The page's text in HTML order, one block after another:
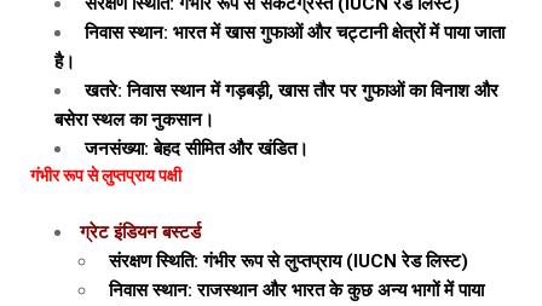
निवास स्थान: भारत में खास गुफाओं और चट्टानी क्षेत्रों में पाया जाता
है।
खतरे: निवास स्थान में गड़बड़ी, खास तौर पर गुफाओं का विनाश और
बसेरा स्थल का नुकसान।
जनसंख्या: बेहद सीमित और खंडित।
गंभीर रूप से लुप्तप्राय पक्षी
ग्रेट इंडियन बस्टर्ड
संरक्षण स्थिति: गंभीर रूप से लुप्तप्राय (IUCN रेड लिस्ट)
निवास स्थान: राजस्थान और भारत के कुछ अन्य भागों में पाया